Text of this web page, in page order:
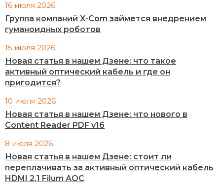
16 июля 2026
Группа компаний X-Com займется внедрением
гуманоидных роботов
15 июля 2026
Новая статья в нашем Дзене: что такое
активный оптический кабель и где он
пригодится?
10 июля 2026
Новая статья в нашем Дзене: что нового в
Content Reader PDF v16
8 июля 2026
Новая статья в нашем Дзене: стоит ли
переплачивать за активный оптический кабель
HDMI 2.1 Filum AOC